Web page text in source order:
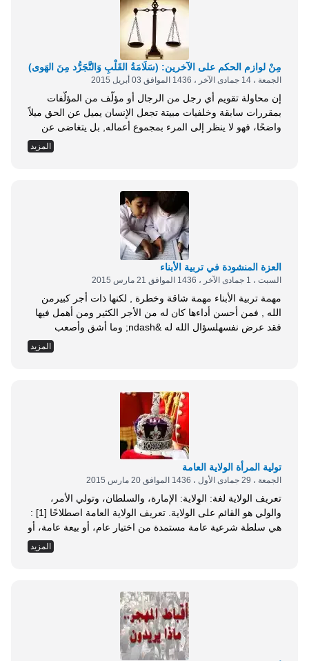
مِنْ لوازم الحكم على الآخرين: (سَلَامَةُ القَلْبِ وَالتَّجَرُّد مِنَ الهَوى)
الجمعة ، 14 جمادى الآخر ، 1436 الموافق 03 أبريل 2015
إن محاولة تقويم أي رجل من الرجال أو مؤلَّف من المؤلَّفات
بمقررات سابقة وخلفيات مبيتة تجعل الإنسان يميل عن الحق ميلاً
واضحًا، فهو لا ينظر إلى المرء بمجموع أعماله, بل يتغاضى عن
المحاسن, ولا يقع بين عينيه إلا الهفوات، بل قد يعطيها أكثر مماالمزيد
العزة المنشودة في تربية الأبناء
السبت ، 1 جمادى الآخر ، 1436 الموافق 21 مارس 2015
مهمة تربية الأبناء مهمة شاقة وخطرة , لكنها ذات أجر كبيرمن
الله , فمن أحسن أداءها كان له من الأجر الكثير ومن أهمل فيها
فقد عرض نفسهلسؤال الله له &ndash; وما أشق وأصعب
الوقوف بين يدي الله للسؤال - وبميدان تربيةالأبناء دروب كثيرة
المزيد
تولية المرأة الولاية العامة
الجمعة ، 29 جمادى الأول ، 1436 الموافق 20 مارس 2015
تعريف الولاية لغة: الوِلاية: الإمارة، والسلطان، وتولي الأمر،
والولي هو القائم على الولاية. تعريف الولاية العامة اصطلاحًا [1] :
هي سلطة شرعية عامة مستمدة من اختيار عام، أو بيعة عامة، أو
تعيين خاص من ولي الأمر [2] ، أو من يقوم مقامه، تُخول صاحبَها
تنفيذ إرادته على الأمة جبرًا في شأن من مصالحها العامة في
المزيد